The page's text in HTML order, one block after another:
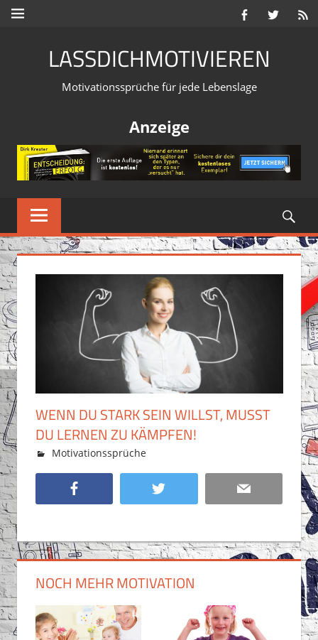
Zum
MENÜ
LASSDICHMOTIVIEREN
Motivationssprüche für jede Lebenslage
Anzeige
MENU
WENN DU STARK SEIN WILLST, MUSST
DU LERNEN ZU KÄMPFEN!
17. Juni 2018
Eugen Gretz
Motivationssprüche
ZEIGEN
NOCH MEHR MOTIVATION